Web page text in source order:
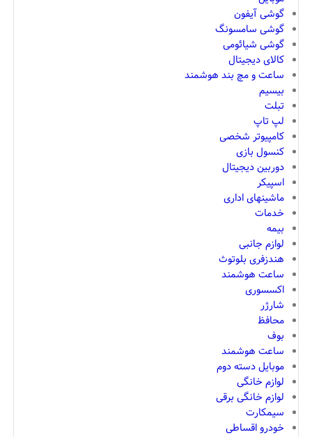
گوشی آیفون
گوشی سامسونگ
گوشی شیائومی
کالای دیجیتال
ساعت و مچ بند هوشمند
بیسیم
تبلت
لپ تاپ
کامپیوتر شخصی
کنسول بازی
دوربین دیجیتال
اسپیکر
ماشینهای اداری
خدمات
بیمه
لوازم جانبی
هندزفری بلوتوث
ساعت هوشمند
اکسسوری
شارژر
محافظ
بوف
ساعت هوشمند
موبایل دسته دوم
لوازم خانگی
لوازم خانگی برقی
سیمکارت
خودرو اقساطی